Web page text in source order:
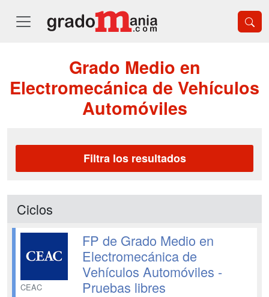
Grado Medio en
Electromecánica de Vehículos
Automóviles
Filtra los resultados
Ciclos
CEAC
FP de Grado Medio en
Electromecánica de
Vehículos Automóviles -
Pruebas libres